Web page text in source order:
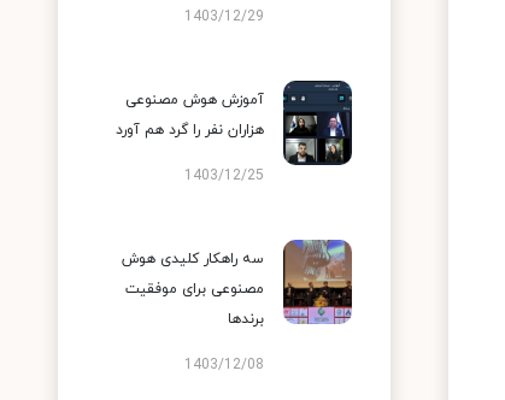
1403/12/29
آموزش هوش مصنوعی
هزاران نفر را گرد هم آورد
1403/12/25
سه راهکار کلیدی هوش
مصنوعی برای موفقیت
برندها
1403/12/08